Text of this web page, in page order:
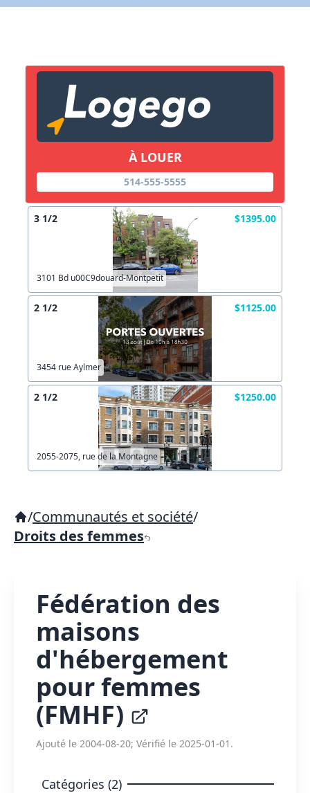
À LOUER
514-555-5555
3 1/2 $1395.00
3101 Bd u00C9douard-Montpetit
2 1/2 $1125.00
3454 rue Aylmer
2 1/2 $1250.00
2055-2075, rue de la Montagne
/Communautés et société/
Droits des femmes
Fédération des
maisons
d'hébergement
pour femmes
(FMHF)
Ajouté le 2004-08-20; Vérifié le 2025-01-01.
Catégories (2)
Lien vers inscription (sera inclus dans courriel)
Copier lien
X Fermer
X Fermer